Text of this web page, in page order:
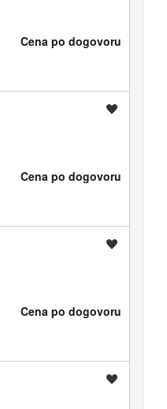
Cena po dogovoru
Cena po dogovoru
Cena po dogovoru